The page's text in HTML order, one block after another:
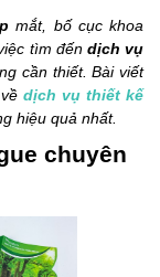
mắt, bố cục khoa
tìm đến dịch vụ
cần thiết. Bài viết
vềdịch vụ thiết kế
hiệu quả nhất.
chuyên